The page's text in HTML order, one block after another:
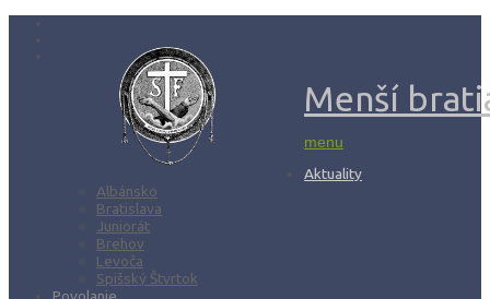
Menší
menu
Aktuality
Albánsko
Bratislava
Juniorát
Brehov
Levoča
Spišský Štvrtok